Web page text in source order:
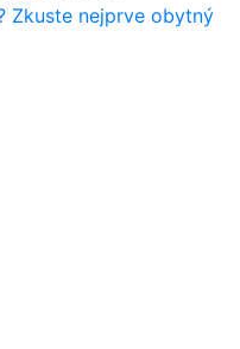
Zkuste nejprve obytný